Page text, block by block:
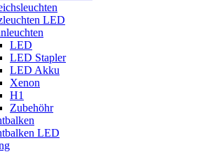
LED
LED
LED Stapler
LED Akku
Xenon
H1
Zubehöhr
LED